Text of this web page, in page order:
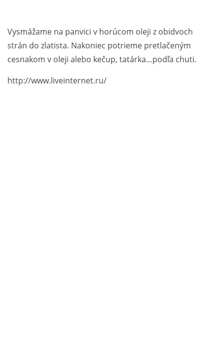
Vysmážame na panvici v horúcom oleji z obidvoch
strán do zlatista. Nakoniec potrieme pretlačeným
cesnakom v oleji alebo kečup, tatárka…podľa chuti.
http://www.liveinternet.ru/